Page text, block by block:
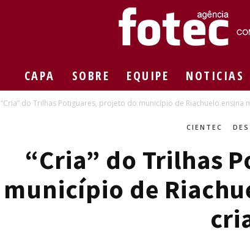
CAPA SOBRE EQUIPE NOTICIAS
“Cria” do Trilhas Potiguares, projeto do município de Riachuelo ensina
CIENTEC
“Cria” do Trilhas
município de